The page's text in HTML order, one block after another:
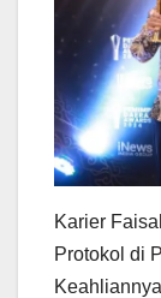
Karier
Protokol di